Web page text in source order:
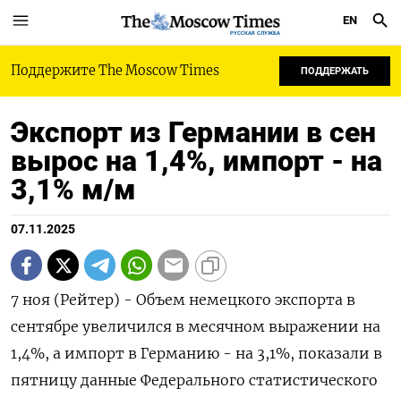
РУССКАЯ СЛУЖБА
EN
Поддержите The Moscow Times ПОДДЕРЖАТЬ
Экспорт из Германии в сен
вырос на 1,4%, импорт - на
3,1% м/м
07.11.2025
7 ноя (Рейтер) - Объем немецкого экспорта в
сентябре увеличился в месячном выражении на
1,4%​​​​​​​​​, а импорт в Германию - на 3,1%​​​​​, показали в
пятницу данные Федерального статистического